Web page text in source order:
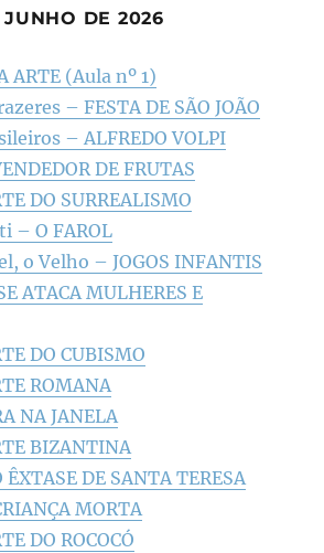
DE 2026
ARTE (Aula nº 1)
– FESTA DE SÃO JOÃO
– ALFREDO VOLPI
DE FRUTAS
DO SURREALISMO
– O FAROL
o Velho – JOGOS INFANTIS
ATACA MULHERES E
DO CUBISMO
ROMANA
NA JANELA
BIZANTINA
DE SANTA TERESA
MORTA
DO ROCOCÓ